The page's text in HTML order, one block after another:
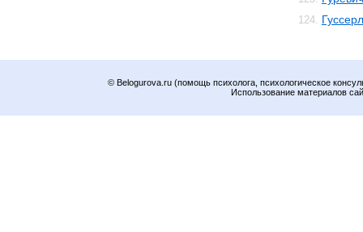
124.
© Belogurova.ru (помощь психолога, психологическое
Использование материалов